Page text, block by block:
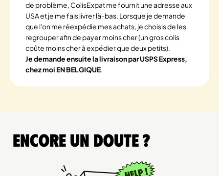
de problème, ColisExpat me fournit une adresse aux
USA et je me fais livrer là-bas. Lorsque je demande
que l'on me réexpédie mes achats, je choisis de les
regrouper afin de payer moins cher (un gros colis
coûte moins cher à expédier que deux petits).
Je demande ensuite la livraison par USPS Express,
chez moi EN BELGIQUE.
Encore un doute ?